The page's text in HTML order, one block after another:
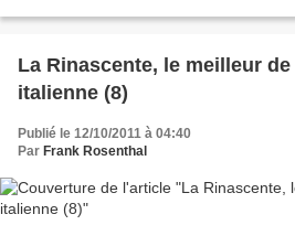
La Rinascente, le meilleur
italienne (8)
Publié le 12/10/2011 à 04:40
Par Frank Rosenthal